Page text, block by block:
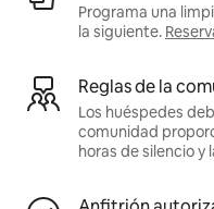
Programa una
la siguiente.
Reglas de la
Los huéspedes
comunidad
horas de silencio